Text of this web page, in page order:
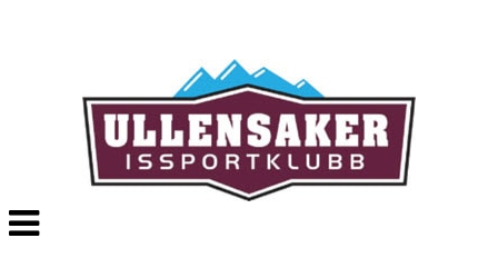
Veksle
navigasjon